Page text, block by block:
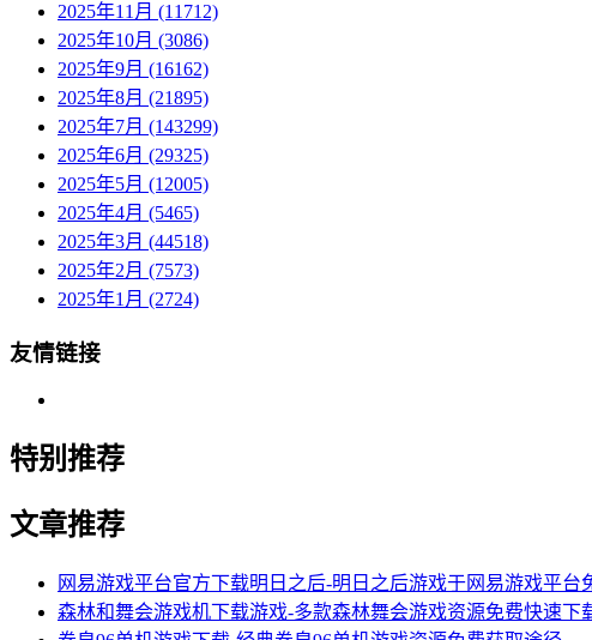
2025年11月 (11712)
2025年10月 (3086)
2025年9月 (16162)
2025年8月 (21895)
2025年7月 (143299)
2025年6月 (29325)
2025年5月 (12005)
2025年4月 (5465)
2025年3月 (44518)
2025年2月 (7573)
2025年1月 (2724)
友情链接
特别推荐
文章推荐
网易游戏平台官方下载明日之后-明日之后游戏于网易游戏平台
森林和舞会游戏机下载游戏-多款森林舞会游戏资源免费快速下